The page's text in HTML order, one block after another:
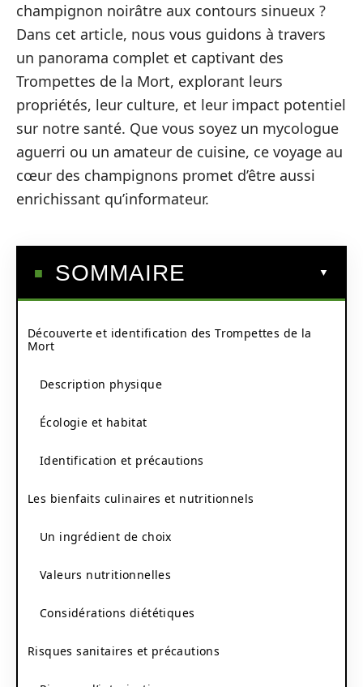
champignon noirâtre aux contours sinueux ?
Dans cet article, nous vous guidons à travers
un panorama complet et captivant des
Trompettes de la Mort, explorant leurs
propriétés, leur culture, et leur impact potentiel
sur notre santé. Que vous soyez un mycologue
aguerri ou un amateur de cuisine, ce voyage au
cœur des champignons promet d’être aussi
enrichissant qu’informateur.
SOMMAIRE
Découverte et identification des Trompettes de la
Mort
Description physique
Écologie et habitat
Identification et précautions
Les bienfaits culinaires et nutritionnels
Un ingrédient de choix
Valeurs nutritionnelles
Considérations diététiques
Risques sanitaires et précautions